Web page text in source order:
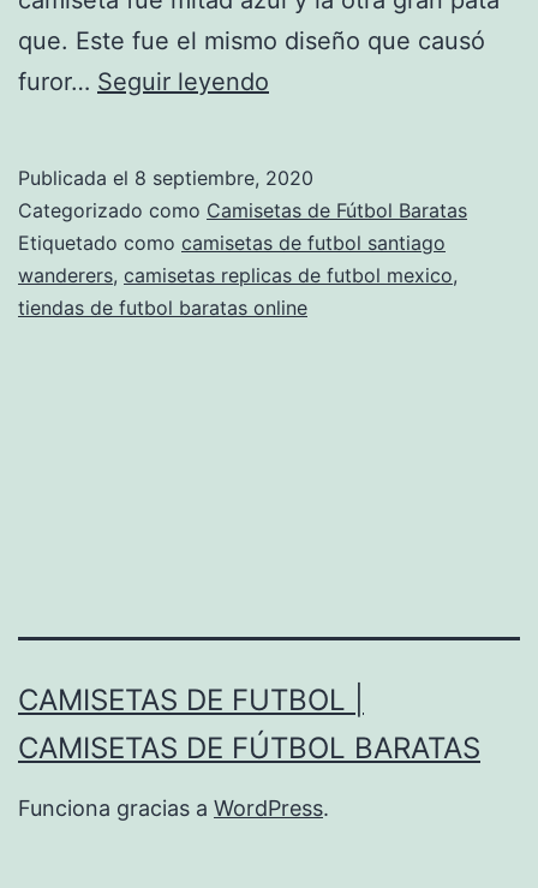
que. Este fue el mismo diseño que causó
furor… Seguir leyendo
Publicada el 8 septiembre, 2020
Categorizado como Camisetas de Fútbol Baratas
Etiquetado como camisetas de futbol santiago
wanderers, camisetas replicas de futbol mexico,
tiendas de futbol baratas online
CAMISETAS DE FUTBOL |
CAMISETAS DE FÚTBOL BARATAS
Funciona gracias a WordPress.